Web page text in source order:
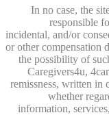
In no case, the
responsible
incidental, and/or
or other compensation
the possibility of
Caregivers4u,
remissness, written
whether
information,